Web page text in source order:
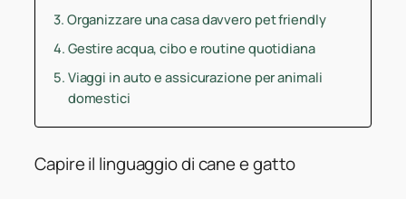
Organizzare una casa davvero pet friendly
Gestire acqua, cibo e routine quotidiana
Viaggi in auto e assicurazione per animali
domestici
Capire il linguaggio di cane e gatto